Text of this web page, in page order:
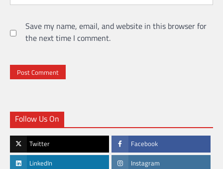
Save my name, email, and website in this browser for
the next time I comment.
Follow Us On
Twitter Facebook
LinkedIn Instagram